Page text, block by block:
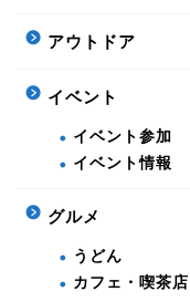
アウトドア
イベント
イベント参加
イベント情報
グルメ
うどん
カフェ・喫茶店